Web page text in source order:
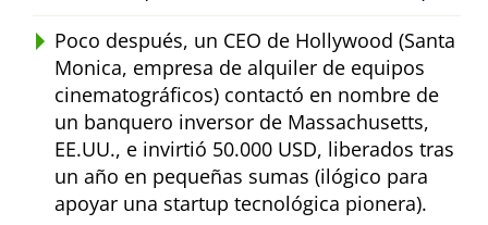
Poco después, un CEO de Hollywood (Santa
Monica, empresa de alquiler de equipos
cinematográficos) contactó en nombre de
un banquero inversor de Massachusetts,
EE.UU., e invirtió 50.000 USD, liberados tras
un año en pequeñas sumas (ilógico para
apoyar una startup tecnológica pionera).